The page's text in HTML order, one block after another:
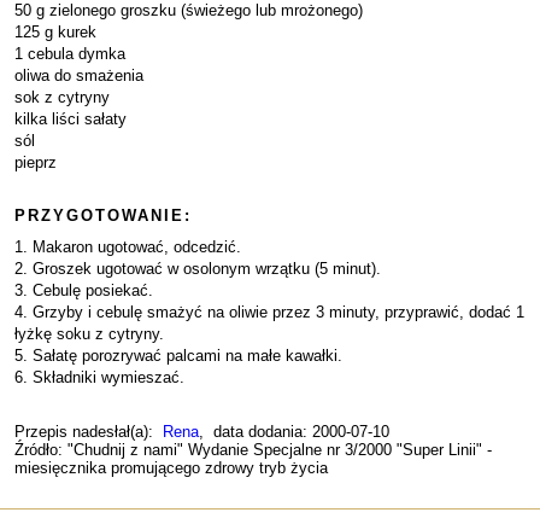
50 g zielonego groszku (świeżego lub mrożonego)
125 g kurek
1 cebula dymka
oliwa do smażenia
sok z cytryny
kilka liści sałaty
sól
pieprz
PRZYGOTOWANIE:
1. Makaron ugotować, odcedzić.
2. Groszek ugotować w osolonym wrzątku (5 minut).
3. Cebulę posiekać.
4. Grzyby i cebulę smażyć na oliwie przez 3 minuty, przyprawić, dodać 1
łyżkę soku z cytryny.
5. Sałatę porozrywać palcami na małe kawałki.
6. Składniki wymieszać.
Przepis nadesłał(a): Rena, data dodania: 2000-07-10
Źródło: "Chudnij z nami" Wydanie Specjalne nr 3/2000 "Super Linii" -
miesięcznika promującego zdrowy tryb życia